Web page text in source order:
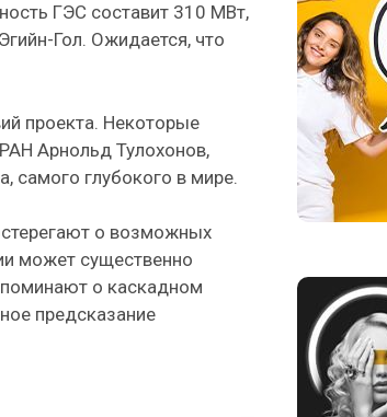
ГЭС составит 310 МВт,
Гол. Ожидается, что
проекта. Некоторые
Арнольд Тулохонов,
самого глубокого в мире.
о возможных
может существенно
о каскадном
предсказание